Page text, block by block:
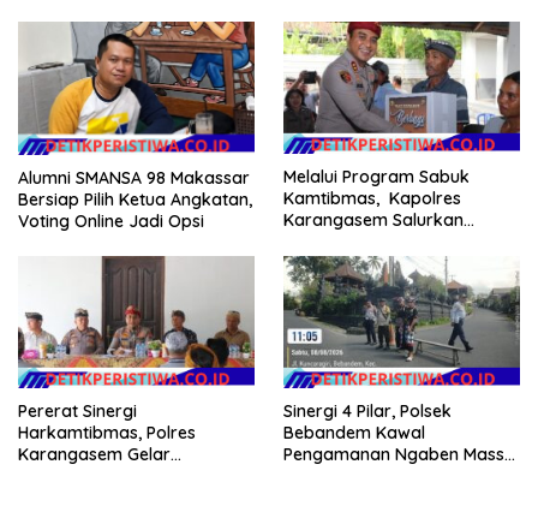
Alumni SMANSA 98 Makassar
Bersiap Pilih Ketua Angkatan,
Voting Online Jadi Opsi
Melalui Program Sabuk
Kamtibmas, Kapolres
Karangasem Salurkan
Warga Kurang Mampu
Pererat Sinergi
Harkamtibmas, Polres
Karangasem Gelar
Sinergi 4 Pilar, Polsek
Bebandem Kawal
Pengamanan Ngaben Massal